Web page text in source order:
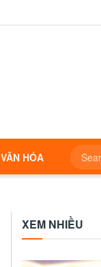
VĂN HÓA
XEM NHIỀU